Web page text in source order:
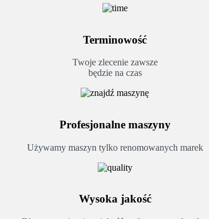
Terminowość
Twoje zlecenie zawsze
będzie na czas
Profesjonalne maszyny
Używamy maszyn tylko renomowanych marek
Wysoka jakość